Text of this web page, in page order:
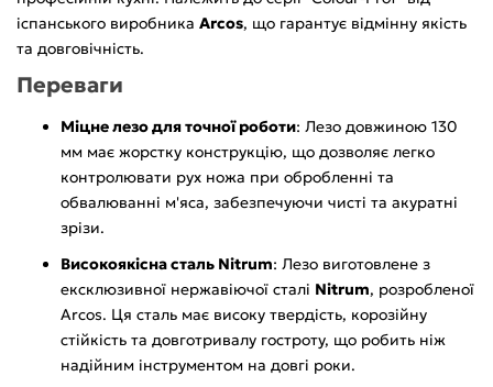
іспанського виробника Arcos, що гарантує відмінну якість
та довговічність.
Переваги
Міцне лезо для точної роботи: Лезо довжиною 130
мм має жорстку конструкцію, що дозволяє легко
контролювати рух ножа при обробленні та
обвалюванні м'яса, забезпечуючи чисті та акуратні
зрізи.
Високоякісна сталь Nitrum: Лезо виготовлене з
ексклюзивної нержавіючої сталі Nitrum, розробленої
Arcos. Ця сталь має високу твердість, корозійну
стійкість та довготривалу гостроту, що робить ніж
надійним інструментом на довгі роки.